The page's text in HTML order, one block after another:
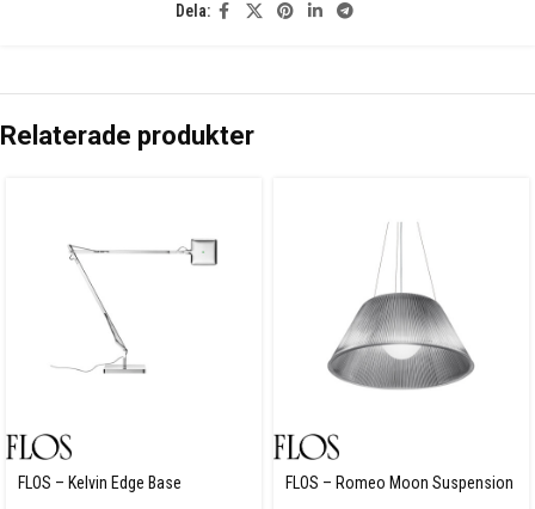
Dela:
Relaterade produkter
FLOS – Kelvin Edge Base
FLOS – Romeo Moon Suspension